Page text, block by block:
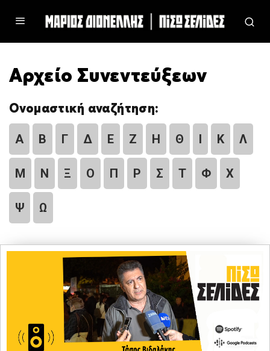
Αρχείο Συνεντεύξεων
Ονομαστική αναζήτηση:
Α Β Γ Δ Ε Ζ Η Θ Ι Κ Λ
Μ Ν Ξ Ο Π Ρ Σ Τ Φ Χ
Ψ Ω